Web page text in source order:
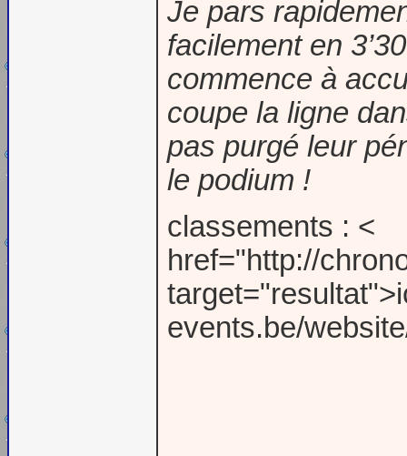
Je pars
facilement en
commence à
coupe la ligne
pas purgé leur
le podium !
classements : <
href="http://
events.be/